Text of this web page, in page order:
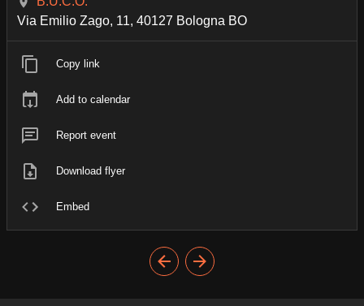
Via Emilio Zago, 11, 40127 Bologna BO
Copy link
Add to calendar
Report event
Download flyer
Embed